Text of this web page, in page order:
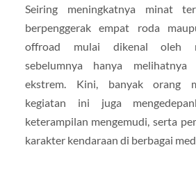
Seiring meningkatnya minat
berpenggerak empat roda
offroad mulai dikenal oleh
sebelumnya hanya melihatnya
ekstrem. Kini, banyak orang
kegiatan ini juga
keterampilan mengemudi, serta
karakter kendaraan di berbagai